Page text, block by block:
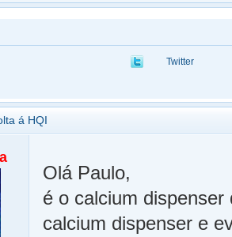
Twitter
á HQI
Olá Paulo,
é o calcium
calcium dispenser e